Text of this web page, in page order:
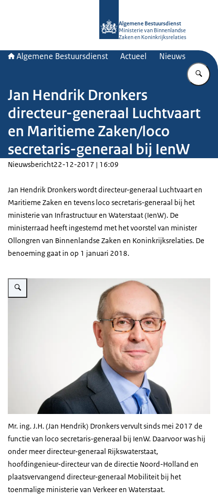
Algemene Bestuursdienst
Ministerie van Binnenlandse
Zaken en Koninkrijksrelaties
Algemene Bestuursdienst Actueel Nieuws
Jan Hendrik Dronkers
directeur-generaal Luchtvaart
en Maritieme Zaken/loco
secretaris-generaal bij IenW
Nieuwsbericht22-12-2017 | 16:09
Jan Hendrik Dronkers wordt directeur-generaal Luchtvaart en
Maritieme Zaken en tevens loco secretaris-generaal bij het
ministerie van Infrastructuur en Waterstaat (IenW). De
ministerraad heeft ingestemd met het voorstel van minister
Ollongren van Binnenlandse Zaken en Koninkrijksrelaties. De
benoeming gaat in op 1 januari 2018.
Vergroot afbeelding Jan Hendrik Dronkers
Mr. ing. J.H. (Jan Hendrik) Dronkers vervult sinds mei 2017 de
functie van loco secretaris-generaal bij IenW. Daarvoor was hij
onder meer directeur-generaal Rijkswaterstaat,
hoofdingenieur-directeur van de directie Noord-Holland en
plaatsvervangend directeur-generaal Mobiliteit bij het
toenmalige ministerie van Verkeer en Waterstaat.